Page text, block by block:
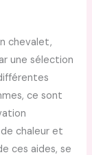
chevalet,
une sélection
ce sont
chaleur et
ces aides, se